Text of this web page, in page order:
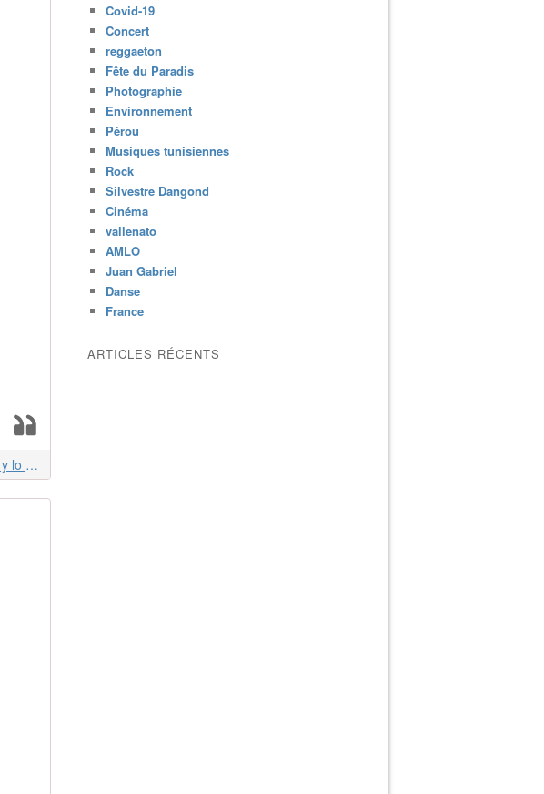
Ésta Consigna fue tomada del libro de Tlacatzin Stívalet ANÁHUAC 2000, lo pasado y lo presente proyectados hacía el porvenir. Ediciones Águila y Sol, México 1990.
Covid-19
Concert
reggaeton
Fête du Paradis
Photographie
Environnement
Pérou
Musiques tunisiennes
Rock
Silvestre Dangond
Cinéma
vallenato
AMLO
Juan Gabriel
Danse
France
ARTICLES RÉCENTS